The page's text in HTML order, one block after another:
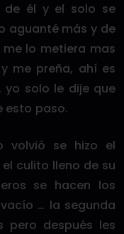
de él y el solo se
aguanté más y de
lo metiera mas
me preña, ahí es
solo le dije que
esto paso.
volvió se hizo el
culito lleno de su
se hacen los
… la segunda
pero después les